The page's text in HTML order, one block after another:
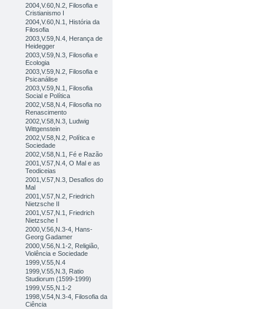
2004,V.60,N.2, Filosofia e
Cristianismo I
2004,V.60,N.1, História da
Filosofia
2003,V.59,N.4, Herança de
Heidegger
2003,V.59,N.3, Filosofia e
Ecologia
2003,V.59,N.2, Filosofia e
Psicanálise
2003,V.59,N.1, Filosofia
Social e Política
2002,V.58,N.4, Filosofia no
Renascimento
2002,V.58,N.3, Ludwig
Wittgenstein
2002,V.58,N.2, Política e
Sociedade
2002,V.58,N.1, Fé e Razão
2001,V.57,N.4, O Mal e as
Teodiceias
2001,V.57,N.3, Desafios do
Mal
2001,V.57,N.2, Friedrich
Nietzsche II
2001,V.57,N.1, Friedrich
Nietzsche I
2000,V.56,N.3-4, Hans-
Georg Gadamer
2000,V.56,N.1-2, Religião,
Violência e Sociedade
1999,V.55,N.4
1999,V.55,N.3, Ratio
Studiorum (1599-1999)
1999,V.55,N.1-2
1998,V.54,N.3-4, Filosofia da
Ciência